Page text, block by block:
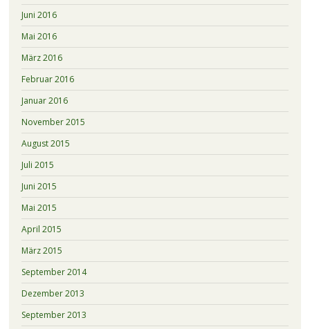
Juni 2016
Mai 2016
März 2016
Februar 2016
Januar 2016
November 2015
August 2015
Juli 2015
Juni 2015
Mai 2015
April 2015
März 2015
September 2014
Dezember 2013
September 2013